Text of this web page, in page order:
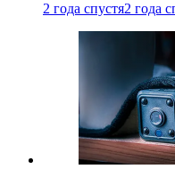
2 года спустя2 года